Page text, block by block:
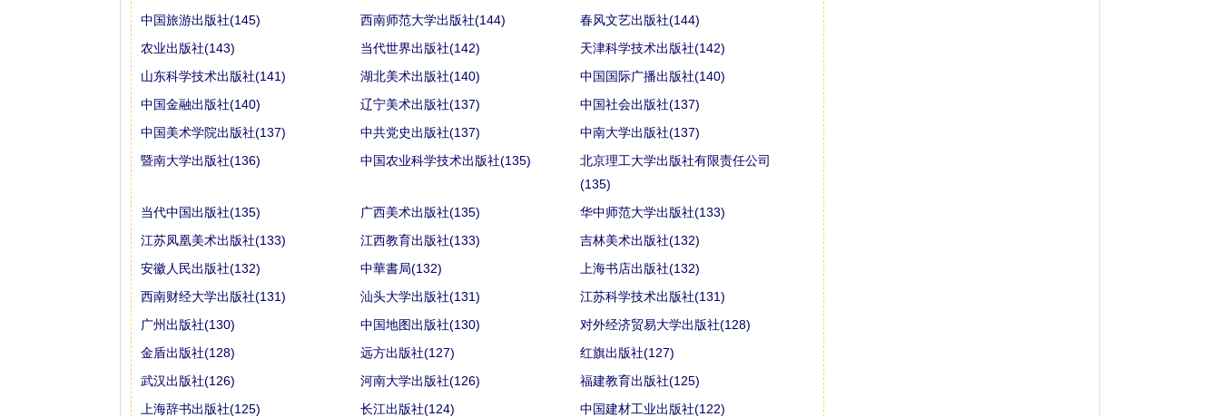
中国旅游出版社(145)
西南师范大学出版社(144)
春风文艺出版社(144)
农业出版社(143)
当代世界出版社(142)
天津科学技术出版社(142)
山东科学技术出版社(141)
湖北美术出版社(140)
中国国际广播出版社(140)
中国金融出版社(140)
辽宁美术出版社(137)
中国社会出版社(137)
中国美术学院出版社(137)
中共党史出版社(137)
中南大学出版社(137)
暨南大学出版社(136)
中国农业科学技术出版社(135)
北京理工大学出版社有限责任公司
(135)
当代中国出版社(135)
广西美术出版社(135)
华中师范大学出版社(133)
江苏凤凰美术出版社(133)
江西教育出版社(133)
吉林美术出版社(132)
安徽人民出版社(132)
中華書局(132)
上海书店出版社(132)
西南财经大学出版社(131)
汕头大学出版社(131)
江苏科学技术出版社(131)
广州出版社(130)
中国地图出版社(130)
对外经济贸易大学出版社(128)
金盾出版社(128)
远方出版社(127)
红旗出版社(127)
武汉出版社(126)
河南大学出版社(126)
福建教育出版社(125)
上海辞书出版社(125)
长江出版社(124)
中国建材工业出版社(122)